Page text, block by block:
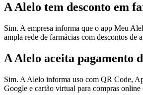
A Alelo tem desconto em
Sim. A empresa informa que o app Meu
ampla rede de farmácias com descontos de
A Alelo aceita pagamento
Sim. A Alelo informa uso com QR Code,
Google e cartão virtual para compras online